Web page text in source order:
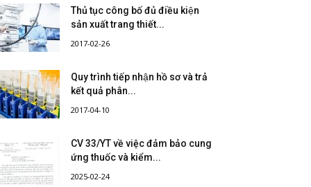
Thủ tục công bố đủ điều kiện
sản xuất trang thiết...
2017-02-26
Quy trình tiếp nhận hồ sơ và trả
kết quả phân...
2017-04-10
CV 33/YT về việc đảm bảo cung
ứng thuốc và kiểm...
2025-02-24